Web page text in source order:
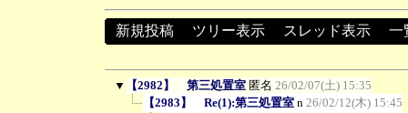
新規投稿 ツリー表示 スレッド表示 一
▼ 【2982】 第三処置室 匿名 26/02/07(土) 15:35
【2983】 Re(1):第三処置室 n 26/02/12(木) 15:45